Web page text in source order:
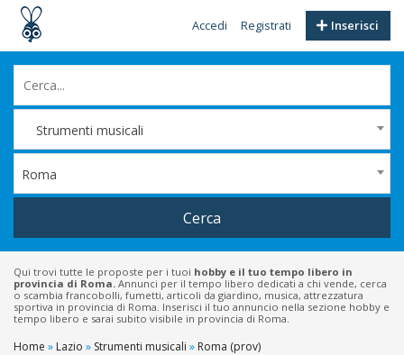
Inserisci
Accedi Registrati
Strumenti musicali
Roma
Cerca
Qui trovi tutte le proposte per i tuoi hobby e il tuo tempo libero in
provincia di Roma. Annunci per il tempo libero dedicati a chi vende, cerca
o scambia francobolli, fumetti, articoli da giardino, musica, attrezzatura
sportiva in provincia di Roma. Inserisci il tuo annuncio nella sezione hobby e
tempo libero e sarai subito visibile in provincia di Roma.
Home » Lazio » Strumenti musicali » Roma (prov)